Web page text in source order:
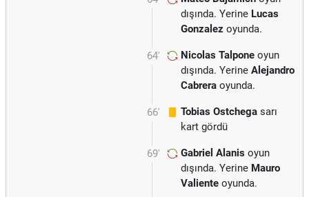
dışında. Yerine Lucas
Gonzalez oyunda.
64' Nicolas Talpone oyun
dışında. Yerine Alejandro
Cabrera oyunda.
66' Tobias Ostchega sarı
kart gördü
69' Gabriel Alanis oyun
dışında. Yerine Mauro
Valiente oyunda.